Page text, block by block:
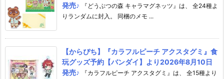
発売♪
『どうぶつの森 キャラマグネッツ』は、 全24種よ
りランダムに封入。 同梱のメモ ...
【からぴち】『カラフルピーチ アクスタグミ』食
玩グッズ予約【バンダイ】より2026年8月10日
発売♪
『カラフルピーチ アクスタグミ』は、 全15種より